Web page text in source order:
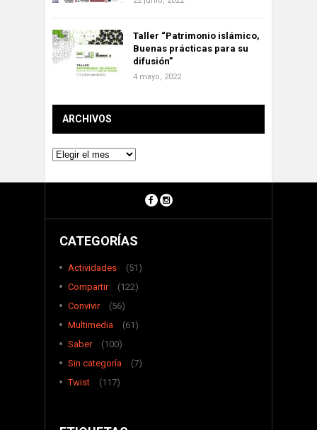
Taller “Patrimonio islámico,
Buenas prácticas para su
difusión”
4 mayo, 2022
ARCHIVOS
Archivos
CATEGORÍAS
Actividades
(51)
Compartir
(122)
Convivir
(56)
Multimedia
(61)
Saber
(100)
Sin categoría
(7)
Twist
(117)